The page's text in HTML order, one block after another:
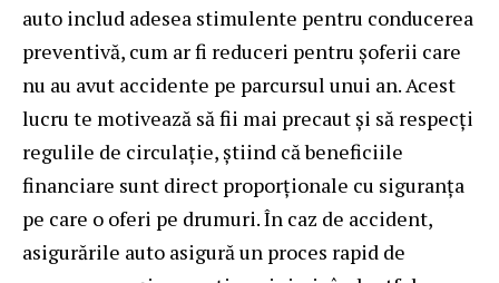
auto includ adesea stimulente pentru conducerea
preventivă, cum ar fi reduceri pentru șoferii care
nu au avut accidente pe parcursul unui an. Acest
lucru te motivează să fii mai precaut și să respecți
regulile de circulație, știind că beneficiile
financiare sunt direct proporționale cu siguranța
pe care o oferi pe drumuri. În caz de accident,
asigurările auto asigură un proces rapid de